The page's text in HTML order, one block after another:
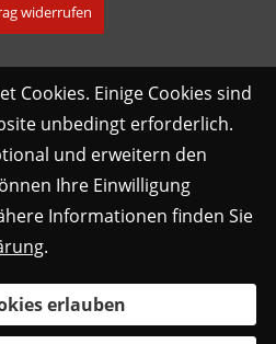
widerrufen
Cookies. Einige Cookies sind
unbedingt erforderlich.
und erweitern den
Ihre Einwilligung
Informationen finden Sie
.
erlauben